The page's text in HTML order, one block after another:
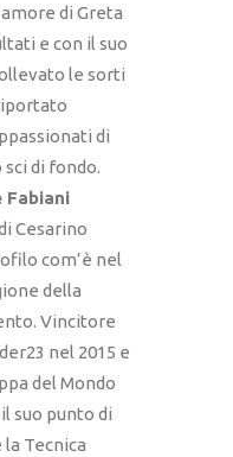
di Greta
e con il suo
le sorti
di
di fondo.
Fabiani
Cesarino
com’è nel
della
Vincitore
nel 2015 e
del Mondo
suo punto di
Tecnica